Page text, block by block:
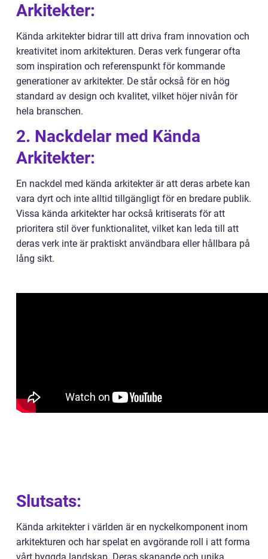
Arkitekter:
Kända arkitekter bidrar till att driva fram innovation och
kreativitet inom arkitekturen. Deras verk fungerar ofta
som inspiration och referenspunkt för kommande
generationer av arkitekter. De står också för en hög
standard av design och kvalitet, vilket höjer nivån för
hela branschen.
2. Nackdelar med Kända
Arkitekter:
En nackdel med kända arkitekter är att deras arbete kan
vara dyrt och inte alltid tillgängligt för en bredare publik.
Vissa kända arkitekter har också kritiserats för att
prioritera stil över funktionalitet, vilket kan leda till att
deras verk inte är praktiskt användbara eller hållbara på
lång sikt.
Slutsats:
Kända arkitekter i världen är en nyckelkomponent inom
arkitekturen och har spelat en avgörande roll i att forma